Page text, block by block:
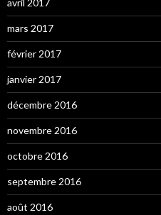
avril 2017
mars 2017
février 2017
janvier 2017
décembre 2016
novembre 2016
octobre 2016
septembre 2016
août 2016